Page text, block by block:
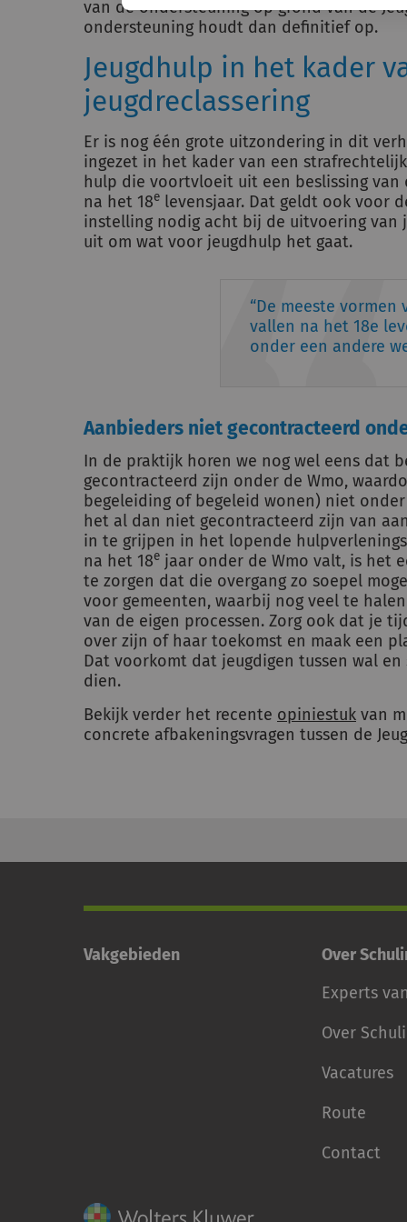
van de ondersteuning op grond van de
ondersteuning houdt dan definitief op.
Jeugdhulp in het kader
jeugdreclassering
Er is nog één grote uitzondering in dit
ingezet in het kader van een
hulp die voortvloeit uit een beslissing
na het 18e levensjaar. Dat geldt ook voor
instelling nodig acht bij de uitvoering van
uit om wat voor jeugdhulp het gaat.
De meeste vormen
vallen na het 18e
onder een andere
Aanbieders niet gecontracteerd
In de praktijk horen we nog wel eens dat
gecontracteerd zijn onder de Wmo,
begeleiding of begeleid wonen) niet
het al dan niet gecontracteerd zijn van
in te grijpen in het lopende
na het 18e jaar onder de Wmo valt, is het
te zorgen dat die overgang zo soepel
voor gemeenten, waarbij nog veel te
van de eigen processen. Zorg ook dat je
over zijn of haar toekomst en maak een
Dat voorkomt dat jeugdigen tussen wal
dien.
Bekijk verder het recente opiniestuk van
concrete afbakeningsvragen tussen de
Vakgebieden
Over
Experts
Over
Vacatures
Route
Contact